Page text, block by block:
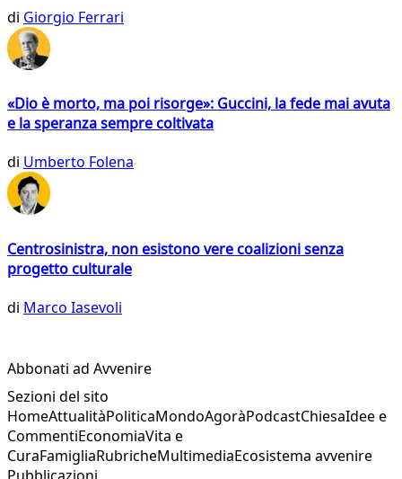
di Giorgio Ferrari
«Dio è morto, ma poi risorge»: Guccini, la fede mai avuta
e la speranza sempre coltivata
di Umberto Folena
Centrosinistra, non esistono vere coalizioni senza
progetto culturale
di Marco Iasevoli
Abbonati ad Avvenire
Sezioni del sito
HomeAttualitàPoliticaMondoAgoràPodcastChiesaIdee e
CommentiEconomiaVita e
CuraFamigliaRubricheMultimediaEcosistema avvenire